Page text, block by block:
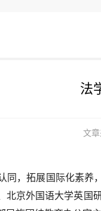
法
文章
同，拓展国际化素养
北京外国语大学英国